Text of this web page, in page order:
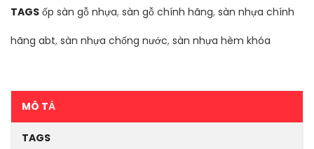
TAGS ốp sàn gỗ nhựa, sàn gỗ chính hãng, sàn nhựa chính
hãng abt, sàn nhựa chống nước, sàn nhựa hèm khóa
MÔ TẢ
TAGS